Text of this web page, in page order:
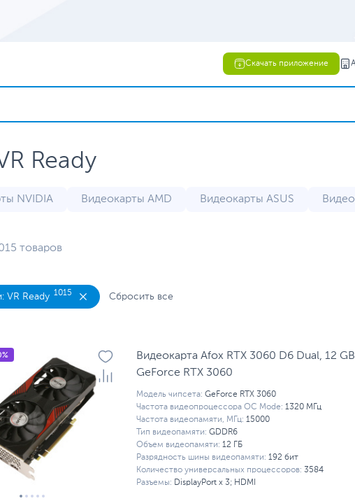
Скачать приложение
Ready
NVIDIA Видеокарты AMD Видеокарты ASUS
RX 6900 XT
товаров
VR Ready 1015 Сбросить все
Видеокарта Afox RTX 3060 D6 Dual, 12
GeForсe RTX 3060
Модель чипсета: GeForce RTX 3060
Частота видеопроцессора OC Mode: 1320 МГц
Частота видеопамяти, МГц: 15000
Тип видеопамяти: GDDR6
Объем видеопамяти: 12 ГБ
Разрядность шины видеопамяти: 192 бит
Количество универсальных процессоров: 3584
Разъемы: DisplayPort x 3; HDMI